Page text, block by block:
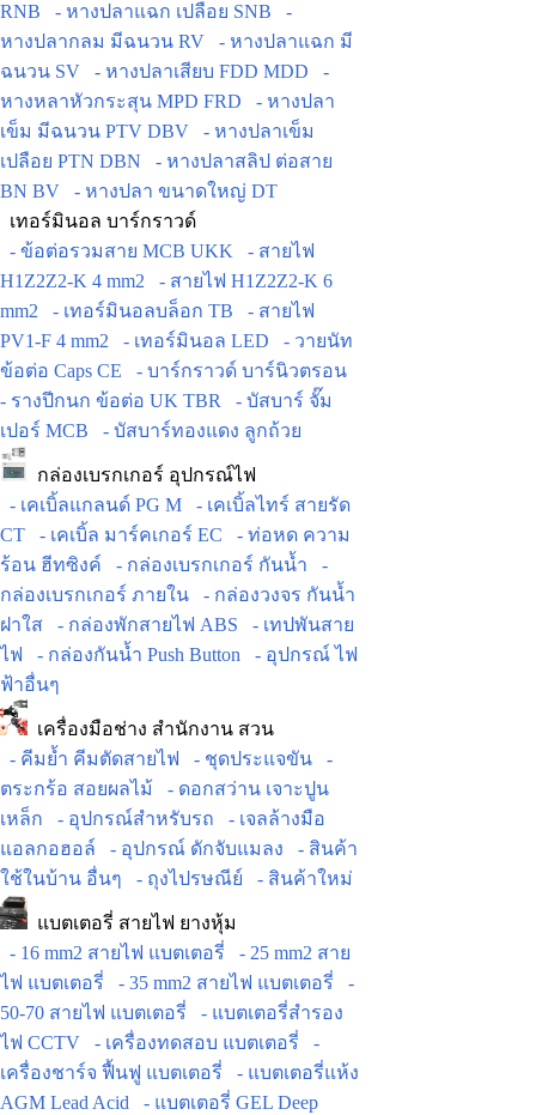
RNB
- หางปลาแฉก เปลือย SNB
-
หางปลากลม มีฉนวน RV
- หางปลาแฉก มี
ฉนวน SV
- หางปลาเสียบ FDD MDD
-
หางหลาหัวกระสุน MPD FRD
- หางปลา
เข็ม มีฉนวน PTV DBV
- หางปลาเข็ม
เปลือย PTN DBN
- หางปลาสลิป ต่อสาย
BN BV
- หางปลา ขนาดใหญ่ DT
เทอร์มินอล บาร์กราวด์
- ข้อต่อรวมสาย MCB UKK
- สายไฟ
H1Z2Z2-K 4 mm2
- สายไฟ H1Z2Z2-K 6
mm2
- เทอร์มินอลบล็อก TB
- สายไฟ
PV1-F 4 mm2
- เทอร์มินอล LED
- วายนัท
ข้อต่อ Caps CE
- บาร์กราวด์ บาร์นิวตรอน
- รางปีกนก ข้อต่อ UK TBR
- บัสบาร์ จั๊ม
เปอร์ MCB
- บัสบาร์ทองแดง ลูกถ้วย
กล่องเบรกเกอร์ อุปกรณ์ไฟ
- เคเบิ้ลแกลนด์ PG M
- เคเบิ้ลไทร์ สายรัด
CT
- เคเบิ้ล มาร์คเกอร์ EC
- ท่อหด ความ
ร้อน ฮีทซิงค์
- กล่องเบรกเกอร์ กันน้ำ
-
กล่องเบรกเกอร์ ภายใน
- กล่องวงจร กันน้ำ
ฝาใส
- กล่องพักสายไฟ ABS
- เทปพันสาย
ไฟ
- กล่องกันน้ำ Push Button
- อุปกรณ์ ไฟ
ฟ้าอื่นๆ
เครื่องมือช่าง สำนักงาน สวน
- คีมย้ำ คีมตัดสายไฟ
- ชุดประแจขัน
-
ตระกร้อ สอยผลไม้
- ดอกสว่าน เจาะปูน
เหล็ก
- อุปกรณ์สำหรับรถ
- เจลล้างมือ
แอลกอฮอล์
- อุปกรณ์ ดักจับแมลง
- สินค้า
ใช้ในบ้าน อื่นๆ
- ถุงไปรษณีย์ - สินค้าใหม่
แบตเตอรี่ สายไฟ ยางหุ้ม
- 16 mm2 สายไฟ แบตเตอรี่
- 25 mm2 สาย
ไฟ แบตเตอรี่
- 35 mm2 สายไฟ แบตเตอรี่
-
50-70 สายไฟ แบตเตอรี่
- แบตเตอรี่สำรอง
ไฟ CCTV
- เครื่องทดสอบ แบตเตอรี่
-
เครื่องชาร์จ ฟื้นฟู แบตเตอรี่
- แบตเตอรี่แห้ง
AGM Lead Acid
- แบตเตอรี่ GEL Deep